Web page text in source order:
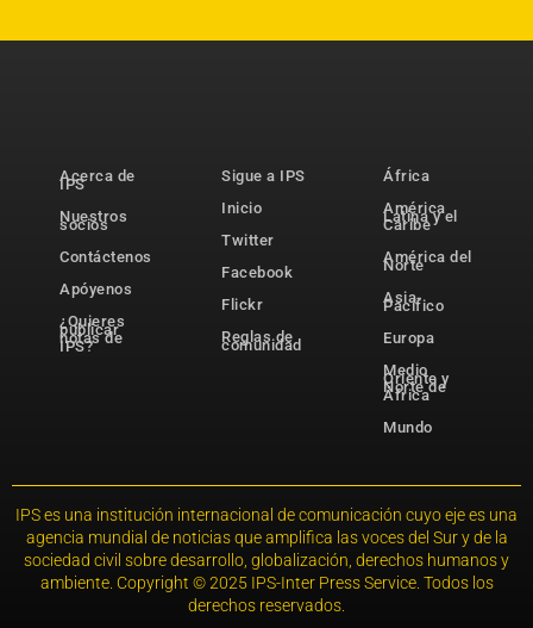
Acerca de
IPS
Nuestros
socios
Contáctenos
Apóyenos
¿Quieres
publicar
notas de
IPS?
Sigue a IPS
Inicio
Twitter
Facebook
Flickr
Reglas de
comunidad
África
América
Latina y el
Caribe
América del
Norte
Asia-
Pacífico
Europa
Medio
Oriente y
Norte de
África
Mundo
IPS es una institución internacional de comunicación cuyo eje es una
agencia mundial de noticias que amplifica las voces del Sur y de la
sociedad civil sobre desarrollo, globalización, derechos humanos y
ambiente. Copyright © 2025 IPS-Inter Press Service. Todos los
derechos reservados.